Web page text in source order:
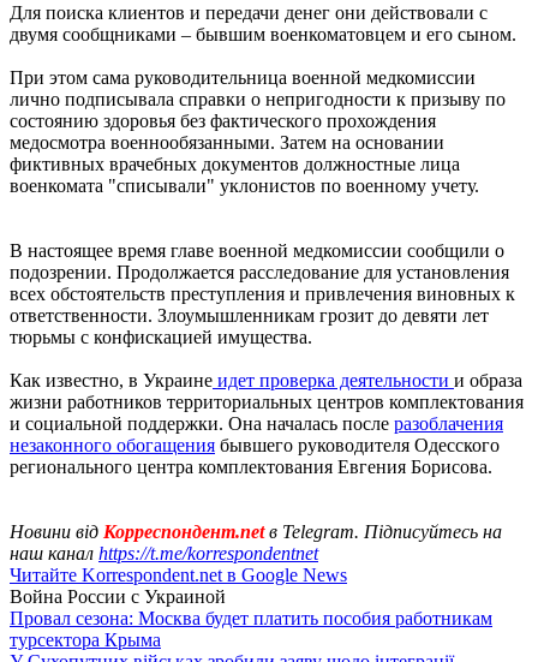
Для поиска клиентов и передачи денег они действовали с
двумя сообщниками – бывшим военкоматовцем и его сыном.
При этом сама руководительница военной медкомиссии
лично подписывала справки о непригодности к призыву по
состоянию здоровья без фактического прохождения
медосмотра военнообязанными. Затем на основании
фиктивных врачебных документов должностные лица
военкомата "списывали" уклонистов по военному учету.
В настоящее время главе военной медкомиссии сообщили о
подозрении. Продолжается расследование для установления
всех обстоятельств преступления и привлечения виновных к
ответственности. Злоумышленникам грозит до девяти лет
тюрьмы с конфискацией имущества.
Как известно, в Украине идет проверка деятельности и образа
жизни работников территориальных центров комплектования
и социальной поддержки. Она началась после разоблачения
незаконного обогащения бывшего руководителя Одесского
регионального центра комплектования Евгения Борисова.
Новини від Корреспондент.netв Telegram. Підписуйтесь на
наш канал https://t.me/korrespondentnet
Читайте Korrespondent.net в Google News
Война России с Украиной
Провал сезона: Москва будет платить пособия работникам
турсектора Крыма